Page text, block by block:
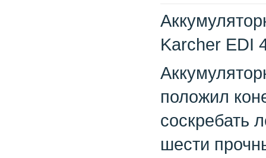
Karcher EDI
положил
соскребать
шести